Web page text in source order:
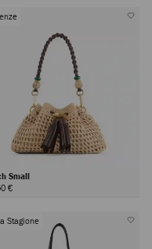
Small
€
Stagione